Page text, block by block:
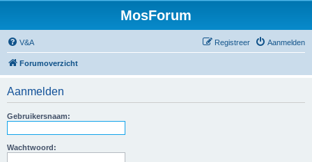
MosForum
V&A Aanmelden
Registreer
Forumoverzicht
Aanmelden
Gebruikersnaam:
Wachtwoord: